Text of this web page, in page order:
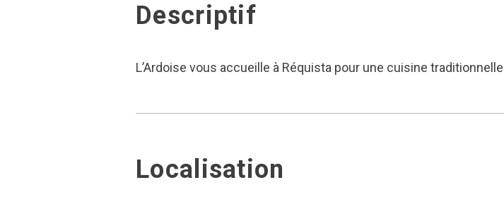
Descriptif
L’Ardoise vous accueille à Réquista pour une cuisine
Localisation